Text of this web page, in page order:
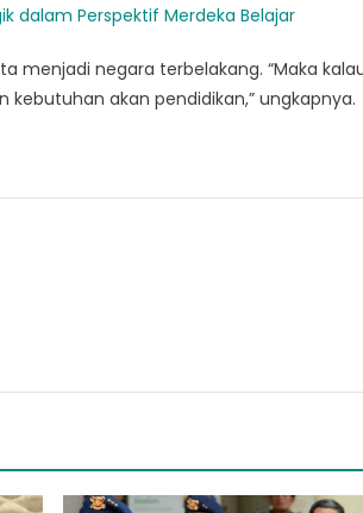
dalam Perspektif Merdeka Belajar
menjadi negara terbelakang. “Maka
akan pendidikan,” ungkapnya.